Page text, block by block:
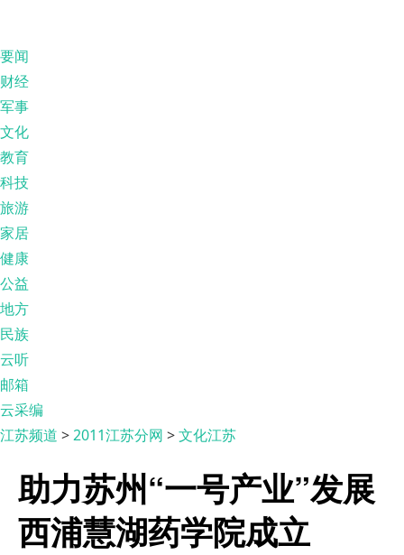
要闻
财经
军事
文化
教育
科技
旅游
家居
健康
公益
地方
民族
云听
邮箱
云采编
江苏频道 >2011江苏分网 >文化江苏
助力苏州“一号产业”发展
西浦慧湖药学院成立